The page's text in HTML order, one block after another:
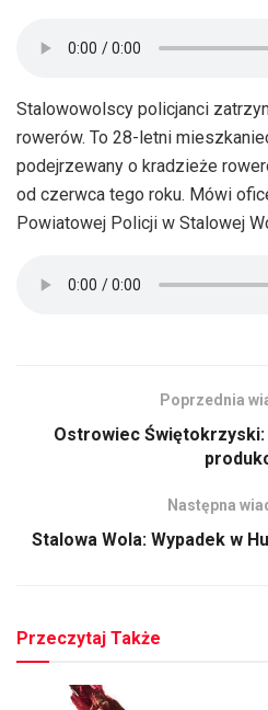
Stalowowolscy policjanci
rowerów. To 28-letni
podejrzewany o kradzieże
od czerwca tego roku. Mówi
Powiatowej Policji w Stalowej
Poprzednia
Ostrowiec Świętokrzyski:
Następna
Stalowa Wola: Wypadek w
Przeczytaj Także